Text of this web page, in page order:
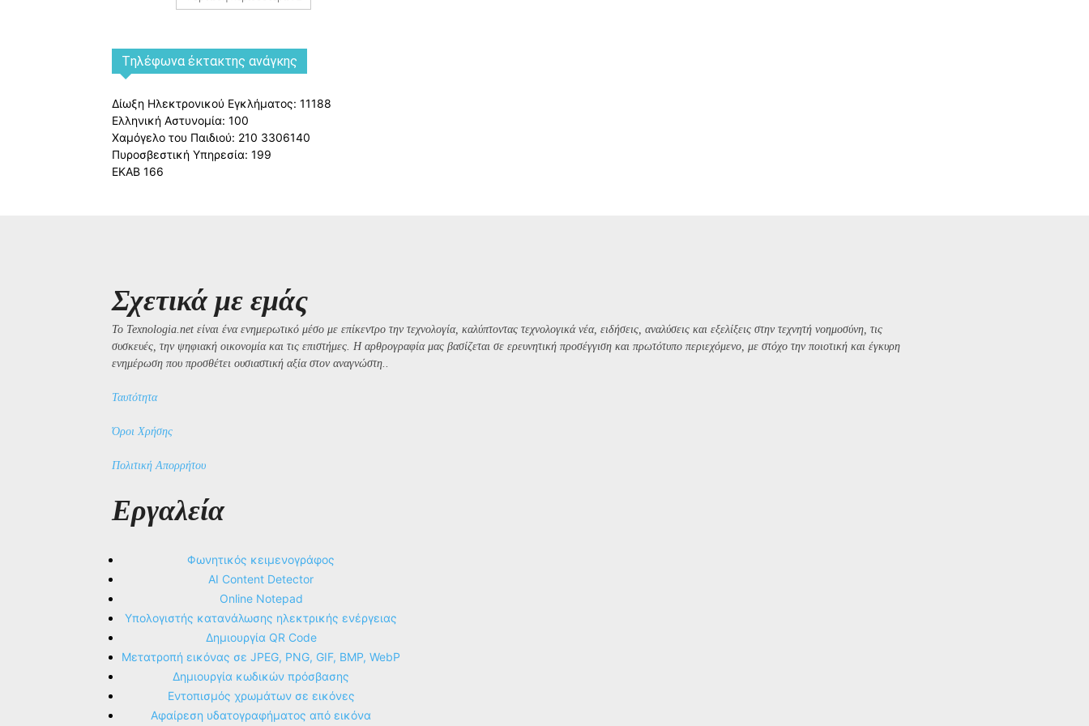
Tηλέφωνα έκτακτης ανάγκης
Δίωξη Ηλεκτρονικού Εγκλήματος: 11188
Ελληνική Αστυνομία: 100
Χαμόγελο του Παιδιού: 210 3306140
Πυροσβεστική Υπηρεσία: 199
ΕΚΑΒ 166
Σχετικά με εμάς
Το Texnologia.net είναι ένα ενημερωτικό μέσο με επίκεντρο την τεχνολογία, καλύπτοντας τεχνολογικά νέα, ειδήσεις, αναλύσεις και εξελίξεις στην τεχνητή νοημοσύνη, τις
συσκευές, την ψηφιακή οικονομία και τις επιστήμες. Η αρθρογραφία μας βασίζεται σε ερευνητική προσέγγιση και πρωτότυπο περιεχόμενο, με στόχο την ποιοτική και έγκυρη
ενημέρωση που προσθέτει ουσιαστική αξία στον αναγνώστη..
Ταυτότητα
Όροι Χρήσης
Πολιτική Απορρήτου
Εργαλεία
Φωνητικός κειμενογράφος
AI Content Detector
Online Notepad
Υπολογιστής κατανάλωσης ηλεκτρικής ενέργειας
Δημιουργία QR Code
Μετατροπή εικόνας σε JPEG, PNG, GIF, BMP, WebP
Δημιουργία κωδικών πρόσβασης
Εντοπισμός χρωμάτων σε εικόνες
Αφαίρεση υδατογραφήματος από εικόνα